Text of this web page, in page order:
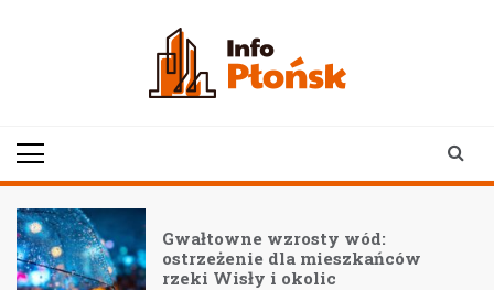
Gwałtowne wzrosty wód:
ostrzeżenie dla mieszkańców
rzeki Wisły i okolic